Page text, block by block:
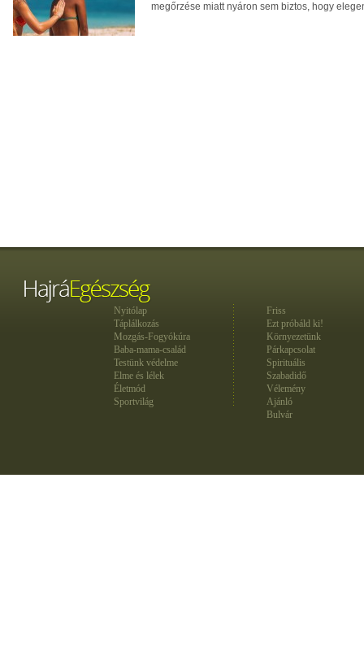
megőrzése miatt nyáron sem biztos, hogy
Nyitólap
Táplálkozás
Mozgás-Fogyókúra
Baba-mama-család
Testünk védelme
Elme és lélek
Életmód
Sportvilág
Friss
Ezt próbáld ki!
Környezetünk
Párkapcsolat
Spirituális
Szabadidő
Vélemény
Ajánló
Bulvár